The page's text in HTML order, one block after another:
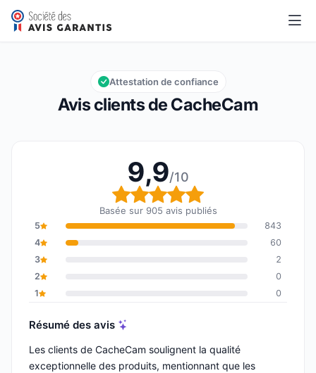
CacheCam
Note globale : 9,9 sur 10
9,9/10
Avis clients de CacheCam
Attestation de confiance
9,9/10
Note globale : 9,9 sur
Basée sur 905 avis publiés
5
843
4
60
3
2
2
0
1
0
Résumé des avis
Les clients de CacheCam soulignent la qualité
exceptionnelle des produits, mentionnant que les